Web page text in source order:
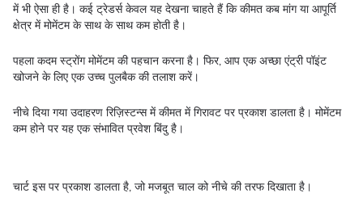
में भी ऐसा ही है। कई ट्रेडर्स केवल यह देखना चाहते हैं कि कीमत कब मांग या आपूर्ति
क्षेत्र में मोमेंटम के साथ के साथ कम होती है।
पहला कदम स्ट्रोंग मोमेंटम की पहचान करना है। फिर, आप एक अच्छा एंट्री पॉइंट
खोजने के लिए एक उच्च पुलबैक की तलाश करें।
नीचे दिया गया उदाहरण रिज़िस्टन्स में कीमत में गिरावट पर प्रकाश डालता है। मोमेंटम
कम होने पर यह एक संभावित प्रवेश बिंदु है।
चार्ट इस पर प्रकाश डालता है, जो मजबूत चाल को नीचे की तरफ दिखाता है।